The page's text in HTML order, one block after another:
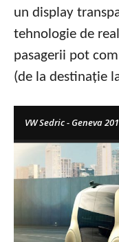
un display
tehnologie de
pasagerii pot
(de la destinație
VW Sedric - Geneva